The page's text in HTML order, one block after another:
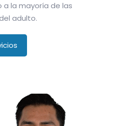
a la mayoría de las
adulto.